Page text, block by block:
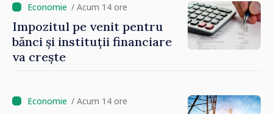
taxare mai echitabilă
/ Acum 14 ore
Impozitul pe venit pentru
bănci și instituții financiare
va crește
/ Acum 14 ore